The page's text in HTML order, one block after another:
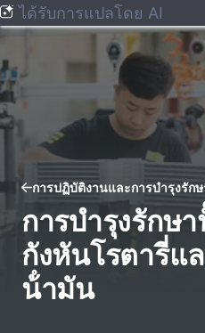
ได้รับการแปลโดย AI
การปฏิบัติงานและการบํารุงรั
การบํารุงรักษ
กังหันโรตารี่แ
น้ํามัน